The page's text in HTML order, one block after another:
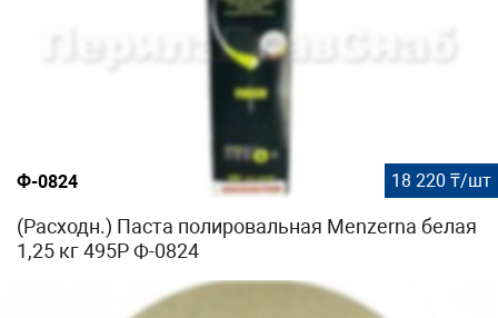
Ф-0824 18 220 ₸/шт
(Расходн.) Паста полировальная Menzerna белая
1,25 кг 495P Ф-0824